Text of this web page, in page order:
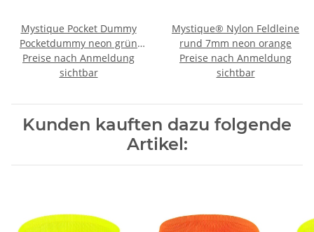
Mystique Pocket Dummy
Pocketdummy neon grün
85g
Preise nach Anmeldung
sichtbar
Mystique® Nylon Feldleine
rund 7mm neon orange
Preise nach Anmeldung
sichtbar
Kunden kauften dazu folgende
Artikel: